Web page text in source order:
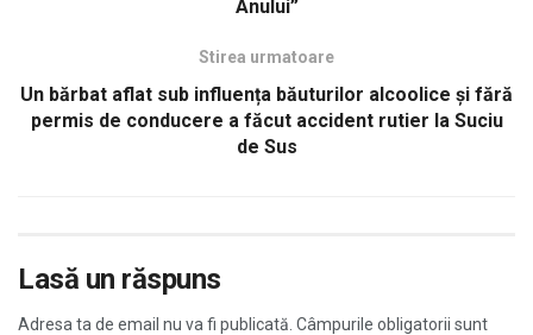
Anului”
Stirea urmatoare
Un bărbat aflat sub influența băuturilor alcoolice și fără
permis de conducere a făcut accident rutier la Suciu
de Sus
Lasă un răspuns
Adresa ta de email nu va fi publicată. Câmpurile obligatorii sunt